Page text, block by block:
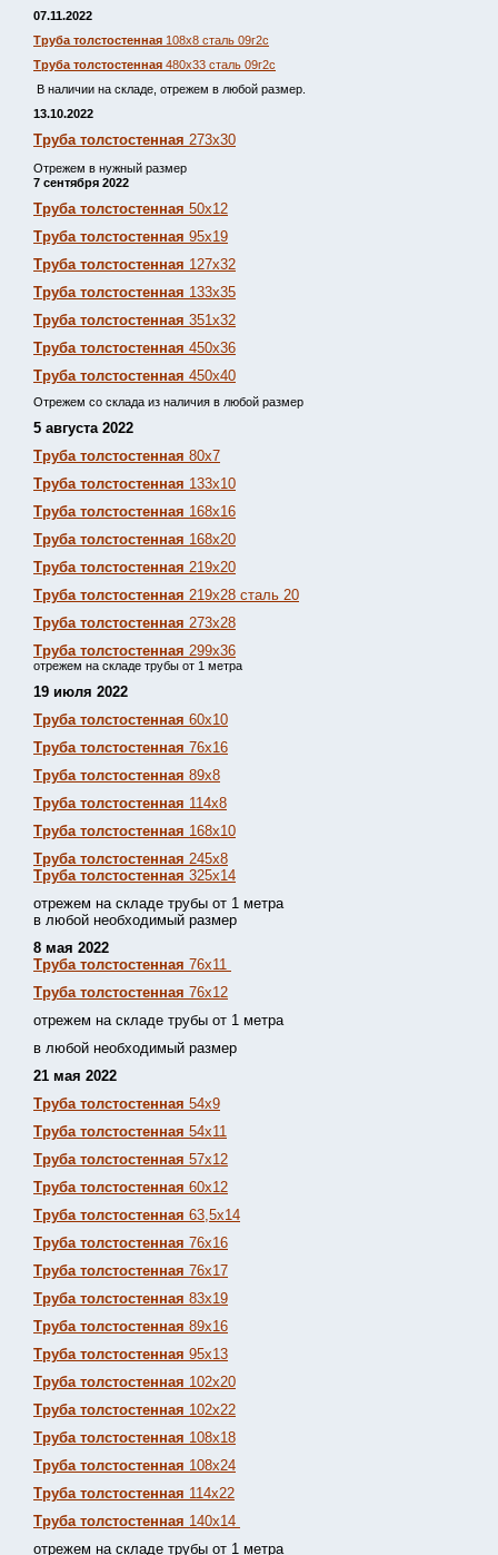
07.11.2022
Труба толстостенная 108х8 сталь 09г2с
Труба толстостенная 480х33 сталь 09г2с
В наличии на складе, отрежем в любой размер.
13.10.2022
Труба толстостенная 273х30
Отрежем в нужный размер
7 сентября 2022
Труба толстостенная 50х12
Труба толстостенная 95х19
Труба толстостенная 127х32
Труба толстостенная 133х35
Труба толстостенная 351х32
Труба толстостенная 450х36
Труба толстостенная 450х40
Отрежем со склада из наличия в любой размер
5 августа 2022
Труба толстостенная 80х7
Труба толстостенная 133х10
Труба толстостенная 168х16
Труба толстостенная 168х20
Труба толстостенная 219х20
Труба толстостенная 219х28 сталь 20
Труба толстостенная 273х28
Труба толстостенная 299х36
отрежем на складе трубы от 1 метра
19 июля 2022
Труба толстостенная 60х10
Труба толстостенная 76х16
Труба толстостенная 89х8
Труба толстостенная 114х8
Труба толстостенная 168х10
Труба толстостенная 245х8
Труба толстостенная 325х14
отрежем на складе трубы от 1 метра
в любой необходимый размер
8 мая 2022
Труба толстостенная 76х11
Труба толстостенная 76х12
отрежем на складе трубы от 1 метра
в любой необходимый размер
21 мая 2022
Труба толстостенная 54х9
Труба толстостенная 54х11
Труба толстостенная 57х12
Труба толстостенная 60х12
Труба толстостенная 63,5х14
Труба толстостенная 76х16
Труба толстостенная 76х17
Труба толстостенная 83х19
Труба толстостенная 89х16
Труба толстостенная 95х13
Труба толстостенная 102х20
Труба толстостенная 102х22
Труба толстостенная 108х18
Труба толстостенная 108х24
Труба толстостенная 114х22
Труба толстостенная 140х14
отрежем на складе трубы от 1 метра